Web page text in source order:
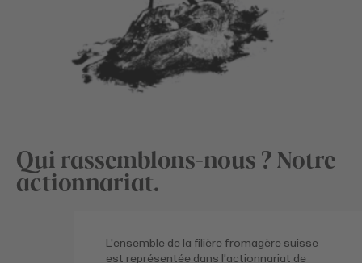
Qui rassemblons-nous ? Notre
actionnariat.
L'ensemble de la filière fromagère suisse
est représentée dans l'actionnariat de